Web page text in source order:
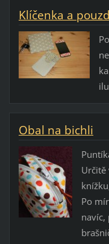
Klíčenka a
Obal na bichli
Určitě
Po